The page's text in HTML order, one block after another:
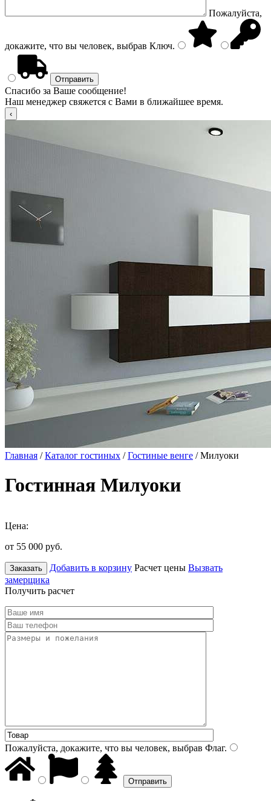
Пожалуйста,
докажите, что вы человек, выбрав Ключ.
Спасибо за Ваше сообщение!
Наш менеджер свяжется с Вами в ближайшее время.
Главная /Каталог гостиных /Гостиные венге / Милуоки
Гостинная Милуоки
Цена:
от 55 000 руб.
Заказать Добавить в корзину Расчет цены Вызвать
замерщика
Получить расчет
Пожалуйста, докажите, что вы человек, выбрав Флаг.